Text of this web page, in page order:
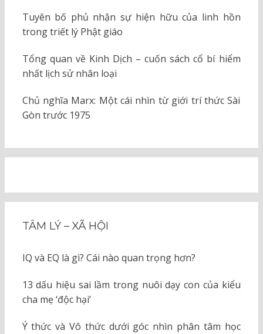
Tuyên bố phủ nhận sự hiện hữu của linh hồn
trong triết lý Phật giáo
Tổng quan về Kinh Dịch – cuốn sách cổ bí hiểm
nhất lịch sử nhân loại
Chủ nghĩa Marx: Một cái nhìn từ giới trí thức Sài
Gòn trước 1975
TÂM LÝ – XÃ HỘI
IQ và EQ là gì? Cái nào quan trọng hơn?
13 dấu hiệu sai lầm trong nuôi dạy con của kiểu
cha mẹ ‘độc hại’
Ý thức và Vô thức dưới góc nhìn phân tâm học